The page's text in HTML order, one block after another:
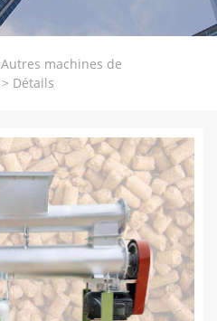
Autres machines de
> Détails